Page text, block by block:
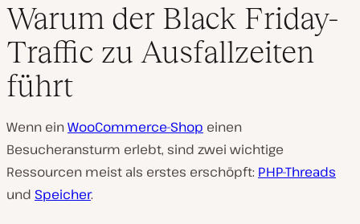
Warum der Black Friday-
Traffic zu Ausfallzeiten
führt
Wenn einWooCommerce-Shop einen
Besucheransturm erlebt, sind zwei wichtige
Ressourcen meist als erstes erschöpft: PHP-Threads
und Speicher.